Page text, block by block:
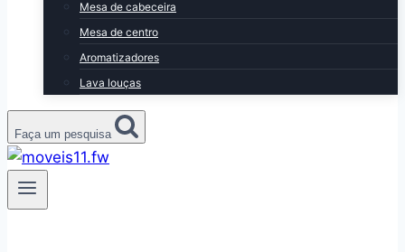
Mesa de cabeceira
Mesa de centro
Aromatizadores
Lava louças
Faça um pesquisa